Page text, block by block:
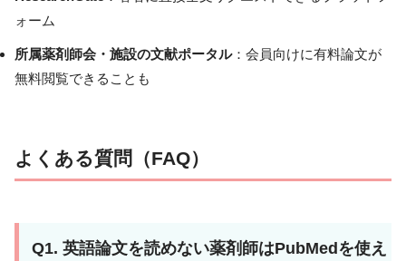
ォーム
所属薬剤師会・施設の文献ポータル：会員向けに有料論文が
無料閲覧できることも
よくある質問（FAQ）
Q1. 英語論文を読めない薬剤師はPubMedを使え